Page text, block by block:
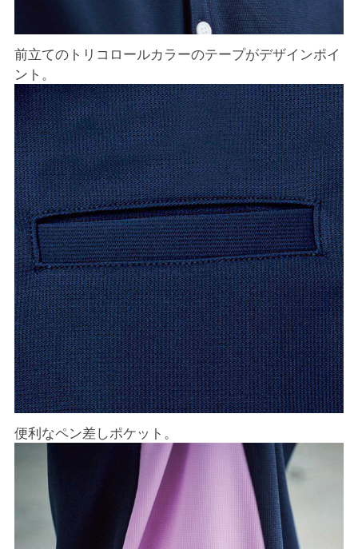
前立てのトリコロールカラーのテープがデザインポイ
ント。
便利なペン差しポケット。